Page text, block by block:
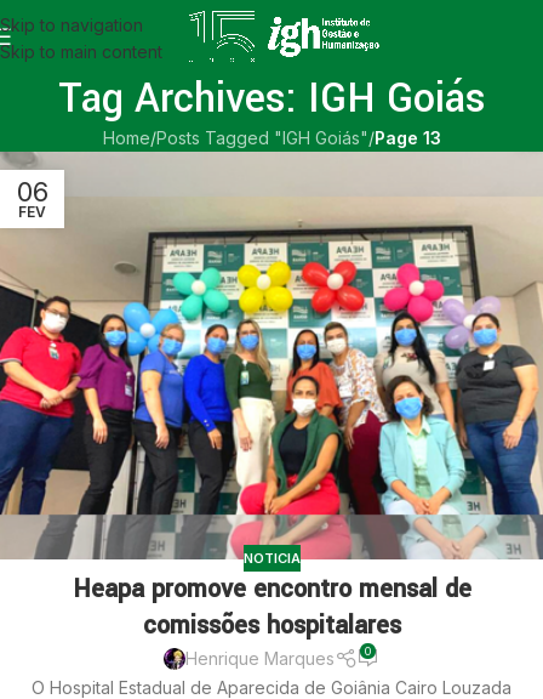
Skip to navigation
Skip to main content
Tag Archives: IGH Goiás
Home/Posts Tagged "IGH Goiás"/Page 13
06
FEV
NOTICIA
Heapa promove encontro mensal de
comissões hospitalares
Henrique Marques 0
O Hospital Estadual de Aparecida de Goiânia Cairo Louzada